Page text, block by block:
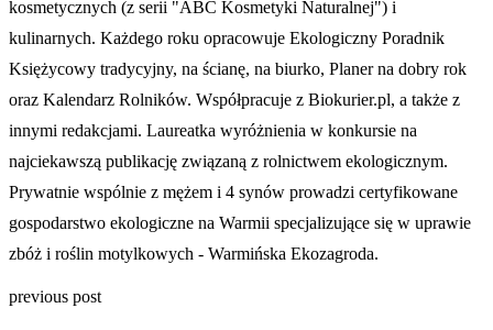
kosmetycznych (z serii "ABC Kosmetyki Naturalnej") i
kulinarnych. Każdego roku opracowuje Ekologiczny Poradnik
Księżycowy tradycyjny, na ścianę, na biurko, Planer na dobry rok
oraz Kalendarz Rolników. Współpracuje z Biokurier.pl, a także z
innymi redakcjami. Laureatka wyróżnienia w konkursie na
najciekawszą publikację związaną z rolnictwem ekologicznym.
Prywatnie wspólnie z mężem i 4 synów prowadzi certyfikowane
gospodarstwo ekologiczne na Warmii specjalizujące się w uprawie
zbóż i roślin motylkowych - Warmińska Ekozagroda.
previous post